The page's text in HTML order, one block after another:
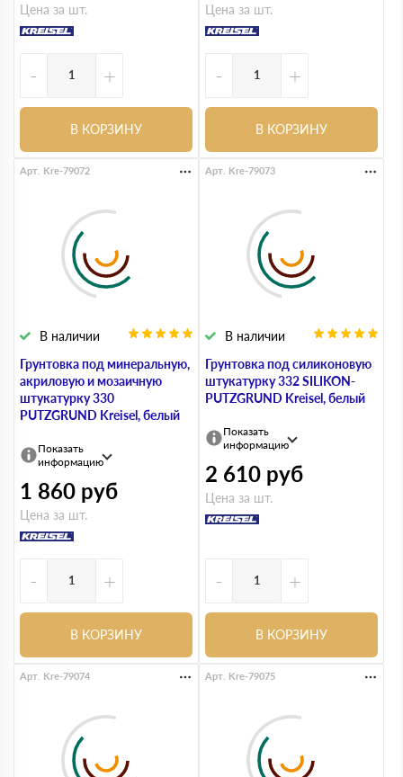
Цена за шт.
- +
В КОРЗИНУ
Цена за шт.
- +
В КОРЗИНУ
Грунтовка под минеральную,
акриловую и мозаичную
штукатурку 330
PUTZGRUND Kreisel, белый
В наличии
Арт. Kre-79072
Показать
информацию
1 860 руб
Цена за шт.
- +
В КОРЗИНУ
Грунтовка под силиконовую
штукатурку 332 SILIKON-
PUTZGRUND Kreisel, белый
В наличии
Арт. Kre-79073
Показать
информацию
2 610 руб
Цена за шт.
- +
В КОРЗИНУ
Арт. Kre-79074 Арт. Kre-79075